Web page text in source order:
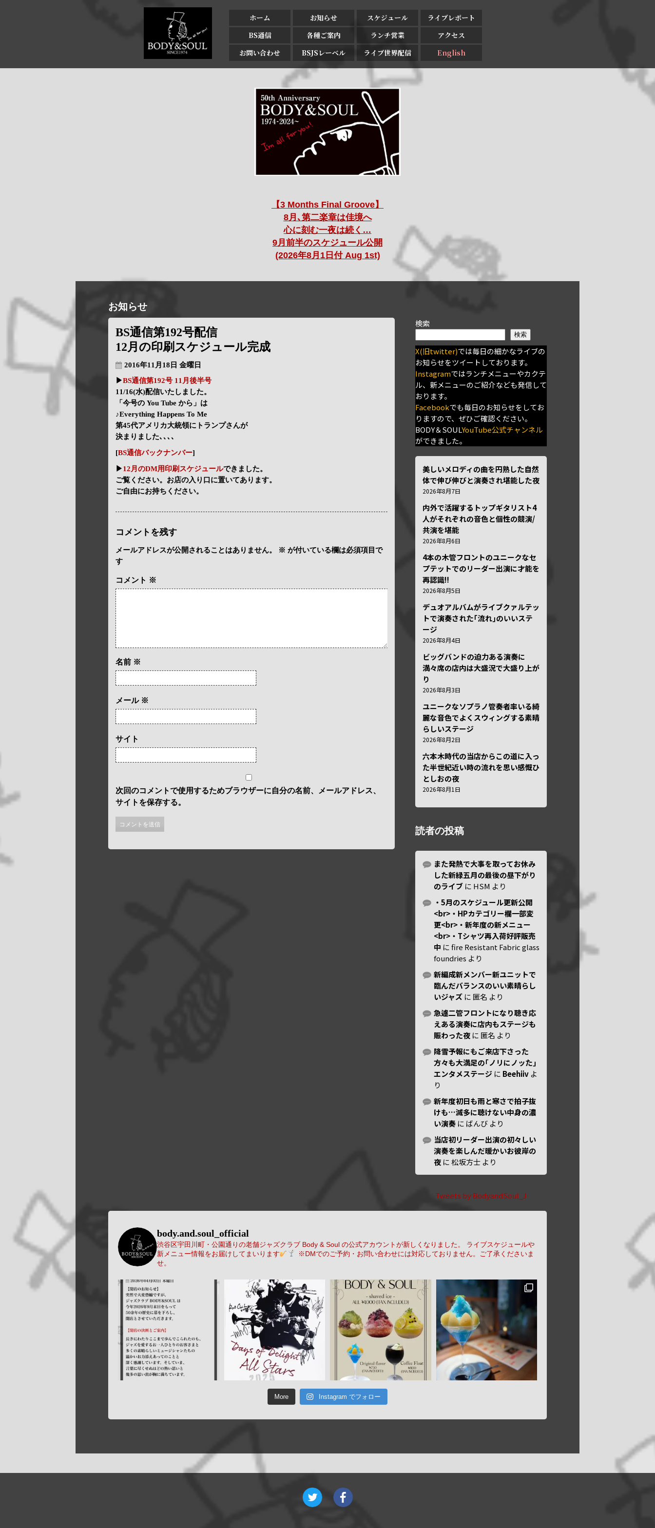
ホーム お知らせ スケジュール
ライブレポート
BS通信
各種ご案内 ランチ営業
アクセス
お問い合わせ
BSJSレーベル ライブ世界配信 English
【3 Months Final Groove】
8月､第二楽章は佳境へ
心に刻む一夜は続く…
9月前半のスケジュール公開
(2026年8月1日付 Aug 1st)
お知らせ
BS通信第192号配信
12月の印刷スケジュール完成
2016年11月18日 金曜日
▶BS通信第192号 11月後半号
11/16(水)配信いたしました。
「今号の You Tube から」は
♪Everything Happens To Me
第45代アメリカ大統領にトランプさんが
決まりました､､､､
[BS通信バックナンバー]
▶12月のDM用印刷スケジュールできました。
ご覧ください。お店の入り口に置いてあります。
ご自由にお持ちください。
コメントを残す
メールアドレスが公開されることはありません。 ※ が付いている欄は必須項目で
す
コメント ※
名前 ※
メール ※
サイト
次回のコメントで使用するためブラウザーに自分の名前、メールアドレス、
サイトを保存する。
検索
検索
X(旧twitter)では毎日の細かなライブの
お知らせをツイートしております。
Instagramではランチメニューやカクテ
ル、新メニューのご紹介なども発信して
おります。
Facebookでも毎日のお知らせをしてお
りますので、ぜひご確認ください。
BODY＆SOULYouTube公式チャンネル
ができました。
美しいメロディの曲を円熟した自然
体で伸び伸びと演奏され堪能した夜
2026年8月7日
内外で活躍するトップギタリスト4
人がそれぞれの音色と個性の競演/
共演を堪能
2026年8月6日
4本の木管フロントのユニークなセ
プテットでのリーダー出演に才能を
再認識!!
2026年8月5日
デュオアルバムがライブクァルテッ
トで演奏された｢流れ｣のいいステ
ージ
2026年8月4日
ビッグバンドの迫力ある演奏に
満々席の店内は大盛況で大盛り上が
り
2026年8月3日
ユニークなソプラノ管奏者率いる綺
麗な音色でよくスウィングする素晴
らしいステージ
2026年8月2日
六本木時代の当店からこの道に入っ
た半世紀近い時の流れを思い感慨ひ
としおの夜
2026年8月1日
読者の投稿
また発熱で大事を取ってお休み
した新緑五月の最後の昼下がり
のライブ に HSM より
・5月のスケジュール更新公開
<br>・HPカテゴリー欄一部変
更<br>・新年度の新メニュー
<br>・Tシャツ再入荷好評販売
中 にfire Resistant Fabric glass
foundries より
新編成新メンバー新ユニットで
臨んだバランスのいい素晴らし
いジャズ に 匿名 より
急遽二管フロントになり聴き応
えある演奏に店内もステージも
賑わった夜 に 匿名 より
降雪予報にもご来店下さった
方々も大満足の｢ノリにノッた｣
エンタメステージ に Beehiiv よ
り
新年度初日も雨と寒さで拍子抜
けも…滅多に聴けない中身の濃
い演奏 に ばんび より
当店初リーダー出演の初々しい
演奏を楽しんだ暖かいお彼岸の
夜 に松坂方士 より
Tweets by BodyandSoul_J
body.and.soul_official
渋谷区宇田川町・公園通りの老舗ジャズクラブ Body & Soul の公式アカウントが新しくなりました。
ライブスケジュールや
新メニュー情報をお届けしてまいります
※DMでのご予約・お問い合わせには対応しておりません。ご了承くださいま
せ。
More Instagram でフォロー